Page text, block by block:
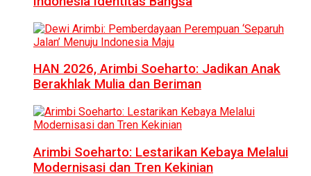
HAN 2026, Arimbi Soeharto: Jadikan Anak
Berakhlak Mulia dan Beriman
Arimbi Soeharto: Lestarikan Kebaya Melalui
Modernisasi dan Tren Kekinian